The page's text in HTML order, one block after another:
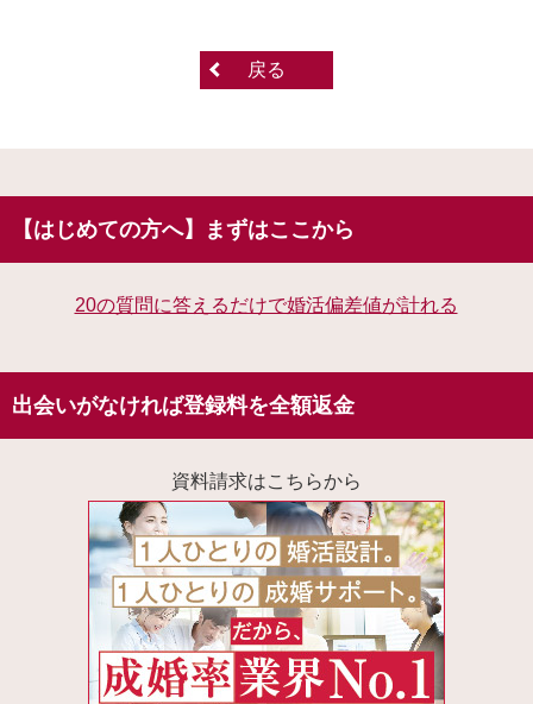
戻る
【はじめての方へ】まずはここから
20の質問に答えるだけで婚活偏差値が計れる
出会いがなければ登録料を全額返金
資料請求はこちらから